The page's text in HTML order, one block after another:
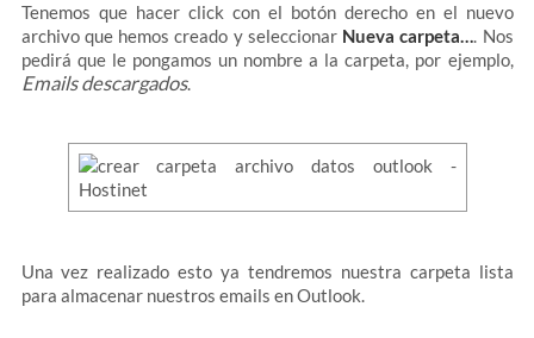
Tenemos que hacer click con el botón derecho en el nuevo
archivo que hemos creado y seleccionar Nueva carpeta…. Nos
pedirá que le pongamos un nombre a la carpeta, por ejemplo,
Emails descargados.
Una vez realizado esto ya tendremos nuestra carpeta lista
para almacenar nuestros emails en Outlook.